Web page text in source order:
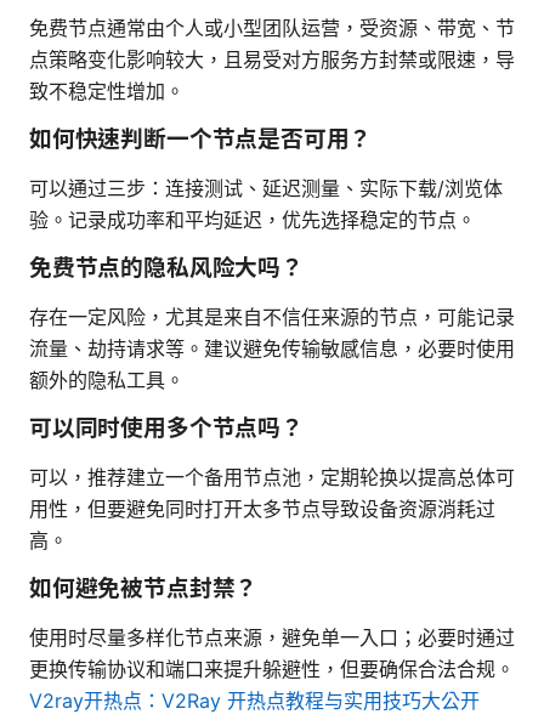
免费节点通常由个人或小型团队运营，受资源、带宽、节
点策略变化影响较大，且易受对方服务方封禁或限速，导
致不稳定性增加。
如何快速判断一个节点是否可用？
可以通过三步：连接测试、延迟测量、实际下载/浏览体
验。记录成功率和平均延迟，优先选择稳定的节点。
免费节点的隐私风险大吗？
存在一定风险，尤其是来自不信任来源的节点，可能记录
流量、劫持请求等。建议避免传输敏感信息，必要时使用
额外的隐私工具。
可以同时使用多个节点吗？
可以，推荐建立一个备用节点池，定期轮换以提高总体可
用性，但要避免同时打开太多节点导致设备资源消耗过
高。
如何避免被节点封禁？
使用时尽量多样化节点来源，避免单一入口；必要时通过
更换传输协议和端口来提升躲避性，但要确保合法合规。
V2ray开热点：V2Ray 开热点教程与实用技巧大公开